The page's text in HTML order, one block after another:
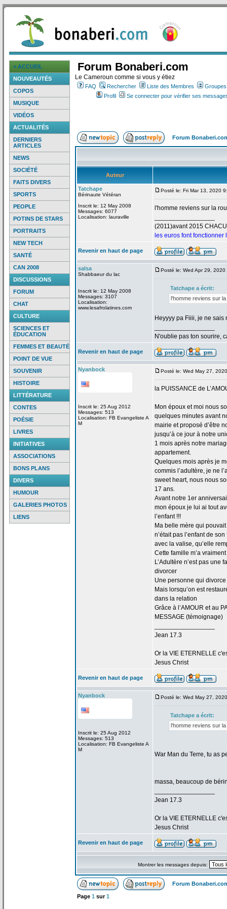
> ACCUEIL
NOUVEAUTÉS
COPOS
MUSIQUE
VIDÉOS
ACTUALITÉS
DERNIERS
ARTICLES
NEWS
SOCIÉTÉ
FAITS DIVERS
SPORTS
PEOPLE
POTINS DE STARS
PORTRAITS
NEW TECH
SANTÉ
CAN 2008
DISCUSSIONS
FORUM
CHAT
CULTURE
SCIENCES ET
ÉDUCATION
FEMMES ET BEAUTÉ
POINT DE VUE
SOUVENIR
HISTOIRE
LITTÉRATURE
CONTES
POÉSIE
LIVRES
INITIATIVES
ASSOCIATIONS
BONS PLANS
DIVERS
HUMOUR
GALERIES PHOTOS
LIENS
Forum Bonaberi.com
Le Cameroun comme si vous y étiez
FAQ Rechercher Liste des Membres
Profil
Se connecter pour vérifier ses
Forum
Auteur
Tatchape
Bérinaute Vétéran
Inscrit le: 12 May 2008
Messages: 6077
Localisation: lauraville
Posté le: Fri Mar 13, 2020
l'homme reviens sur la
(2011)avant 2015
les euros font fonctionner
Revenir en haut de page
salsa
Shabbaeur du lac
Inscrit le: 12 May 2008
Messages: 3107
Localisation:
www.lesafrolatines.com
Posté le: Wed Apr 29, 2020
Tatchape a écrit:
l'homme reviens sur la
Heyyyy pa Fiiii, je ne sais
N'oublie pas ton sourire,
Revenir en haut de page
Nyanbock
Inscrit le: 25 Aug 2012
Messages: 513
Localisation: FB Evangeliste A
M
Posté le: Wed May 27,
la PUISSANCE de
Mon époux et moi nous
quelques minutes avant
mairie et proposé d’être
jusqu’à ce jour à notre
1 mois après notre
appartement.
Quelques mois après je
commis l’adultère, je ne
sweet heart, nous nous
17 ans.
Avant notre 1er
mon époux je lui ai tout
l’enfant !!!
Ma belle mère qui
n’était pas l’enfant de son
avec la valise, qu’elle
Cette famille m’a
L’Adultère n’est pas une
divorcer
Une personne qui
Mais lorsqu’on est
dans la relation
Grâce à l’AMOUR et au
MESSAGE (témoignage)
Jean 17.3
Or la VIE ETERNELLE
Jesus Christ
Revenir en haut de page
Nyanbock
Inscrit le: 25 Aug 2012
Messages: 513
Localisation: FB Evangeliste A
M
Posté le: Wed May 27,
Tatchape a écrit:
l'homme reviens sur la
War Man du Terre, tu as
massa, beaucoup de
Jean 17.3
Or la VIE ETERNELLE
Jesus Christ
Revenir en haut de page
Montrer les messages depuis:
Forum
Page 1 sur1